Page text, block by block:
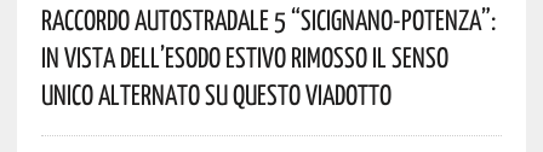
Raccordo Autostradale 5 “Sicignano-Potenza”:
In Vista Dell’esodo Estivo Rimosso Il Senso
Unico Alternato Su Questo Viadotto